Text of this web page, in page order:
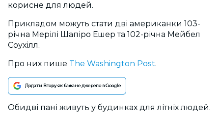
корисне для людей.
Прикладом можуть стати дві американки 103-
річна Мерілі Шапіро Ешер та 102-річна Мейбел
Соухілл.
Про них пише The Washington Post.
Додати Вгору як бажане джерело в Google
Обидві пані живуть у будинках для літніх людей.